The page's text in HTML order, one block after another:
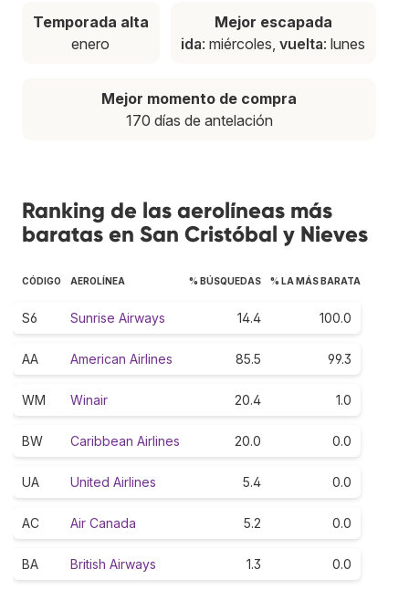
Temporada alta
enero
Mejor escapada
ida: miércoles,vuelta: lunes
Mejor momento de compra
170 días de antelación
Ranking de las aerolíneas más
baratas en San Cristóbal y Nieves
CÓDIGO AEROLÍNEA % BÚSQUEDAS % LA MÁS BARATA
S6 Sunrise Airways 14.4 100.0
AA American Airlines 85.5 99.3
WM Winair 20.4 1.0
BW Caribbean Airlines 20.0 0.0
UA United Airlines 5.4 0.0
AC Air Canada 5.2 0.0
BA British Airways 1.3 0.0